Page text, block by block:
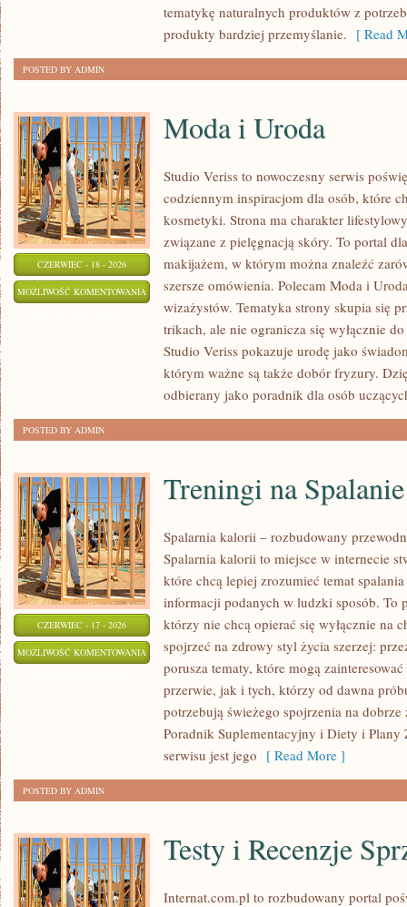
tematykę naturalnych produktów z
produkty bardziej przemyślanie. [ Read
POSTED BY ADMIN
CZERWIEC - 18 - 2026
MOŻLIWOŚĆ KOMENTOWANIA MODA
URODA
Moda i Uroda
Studio Veriss to nowoczesny serwis
codziennym inspiracjom dla osób, które
kosmetyki. Strona ma charakter
związane z pielęgnacją skóry. To portal
makijażem, w którym można znaleźć
szersze omówienia. Polecam Moda i
wizażystów. Tematyka strony skupia się
trikach, ale nie ogranicza się wyłącznie
Studio Veriss pokazuje urodę jako
którym ważne są także dobór fryzury.
odbierany jako poradnik dla osób
POSTED BY ADMIN
CZERWIEC - 17 - 2026
MOŻLIWOŚĆ KOMENTOWANIA TRENINGI
SPALANIE
KALORII
Treningi na
Spalarnia kalorii – rozbudowany
Spalarnia kalorii to miejsce w internecie
które chcą lepiej zrozumieć temat
informacji podanych w ludzki sposób. To
którzy nie chcą opierać się wyłącznie na
spojrzeć na zdrowy styl życia szerzej:
porusza tematy, które mogą
przerwie, jak i tych, którzy od dawna
potrzebują świeżego spojrzenia na dobrze
Poradnik Suplementacyjny i Diety i Plany
serwisu jest jego [ Read More ]
POSTED BY ADMIN
Testy i Recenzje
Internat.com.pl to rozbudowany portal